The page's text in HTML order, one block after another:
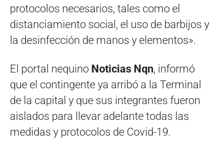
protocolos necesarios, tales como el
distanciamiento social, el uso de barbijos y
la desinfección de manos y elementos».
El portal nequino Noticias Nqn, informó
que el contingente ya arribó a la Terminal
de la capital y que sus integrantes fueron
aislados para llevar adelante todas las
medidas y protocolos de Covid-19.